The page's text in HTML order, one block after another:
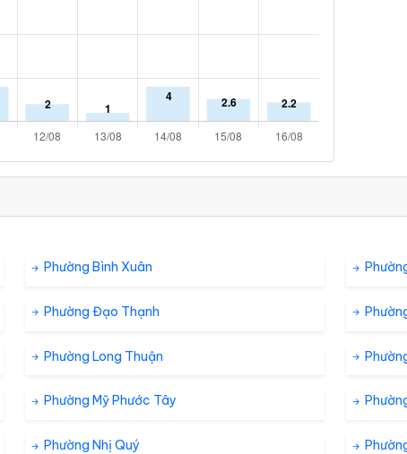
Phường Bình Xuân
Phường Đạo Thạnh
Phường Long Thuận
Phường Mỹ Phước Tây
Phường Nhị Quý